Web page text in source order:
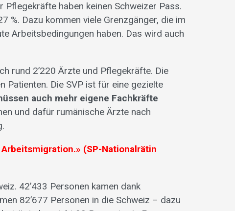
haben keinen Schweizer Pass.
%. Dazu kommen viele Grenzgänger, die im
Arbeitsbedingungen haben. Das wird auch
rund 2’220 Ärzte und Pflegekräfte. Die
Patienten. Die SVP ist für eine gezielte
auch mehr eigene Fachkräfte
und dafür rumänische Ärzte nach
(SP-Nationalrätin
42’433 Personen kamen dank
82’677 Personen in die Schweiz – dazu